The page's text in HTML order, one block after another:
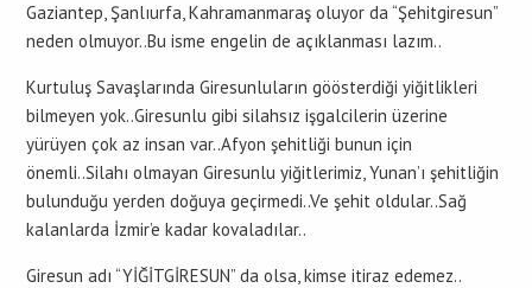
Gaziantep, Şanlıurfa, Kahramanmaraş oluyor da “Şehitgiresun”
neden olmuyor..Bu isme engelin de açıklanması lazım..
Kurtuluş Savaşlarında Giresunluların göösterdiği yiğitlikleri
bilmeyen yok..Giresunlu gibi silahsız işgalcilerin üzerine
yürüyen çok az insan var..Afyon şehitliği bunun için
önemli..Silahı olmayan Giresunlu yiğitlerimiz, Yunan’ı şehitliğin
bulunduğu yerden doğuya geçirmedi..Ve şehit oldular..Sağ
kalanlarda İzmir’e kadar kovaladılar..
Giresun adı “YİĞİTGİRESUN” da olsa, kimse itiraz edemez..